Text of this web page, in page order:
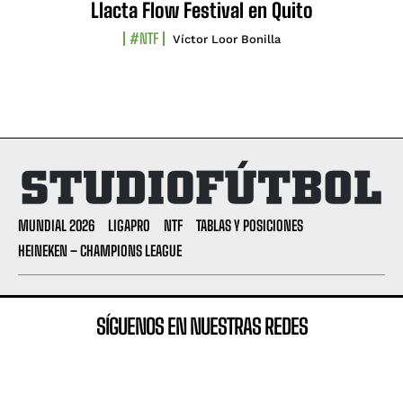
Llacta Flow Festival en Quito
#NTF Víctor Loor Bonilla
MUNDIAL 2026 LIGAPRO NTF
TABLAS Y POSICIONES
HEINEKEN – CHAMPIONS LEAGUE
SÍGUENOS EN NUESTRAS REDES